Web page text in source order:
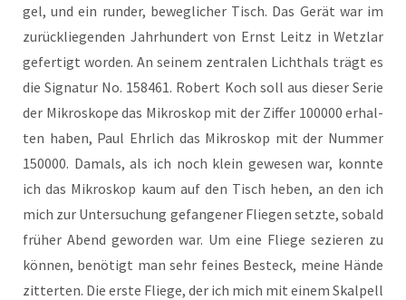
gel, und ein run­der, beweg­li­cher Tisch. Das Gerät war im
zurück­lie­gen­den Jahr­hun­dert von Ernst Leitz in Wetz­lar
gefer­tigt wor­den. An sei­nem zen­tra­len Licht­hals trägt es
die Signa­tur No. 158461. Robert Koch soll aus die­ser Serie
der Mikro­sko­pe das Mikro­skop mit der Zif­fer 100000 erhal­
ten haben, Paul Ehr­lich das Mikro­skop mit der Num­mer
150000. Damals, als ich noch klein gewe­sen war, konn­te
ich das Mikro­skop kaum auf den Tisch heben, an den ich
mich zur Unter­su­chung gefan­ge­ner Flie­gen setz­te, sobald
frü­her Abend gewor­den war. Um eine Flie­ge sezie­ren zu
kön­nen, benö­tigt man sehr fei­nes Besteck, mei­ne Hän­de
zit­ter­ten. Die ers­te Flie­ge, der ich mich mit einem Skal­pell